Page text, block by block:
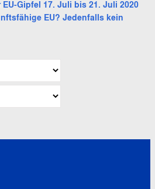
EU-Gipfel 17. Juli bis 21. Juli 2020
EU? Jedenfalls kein